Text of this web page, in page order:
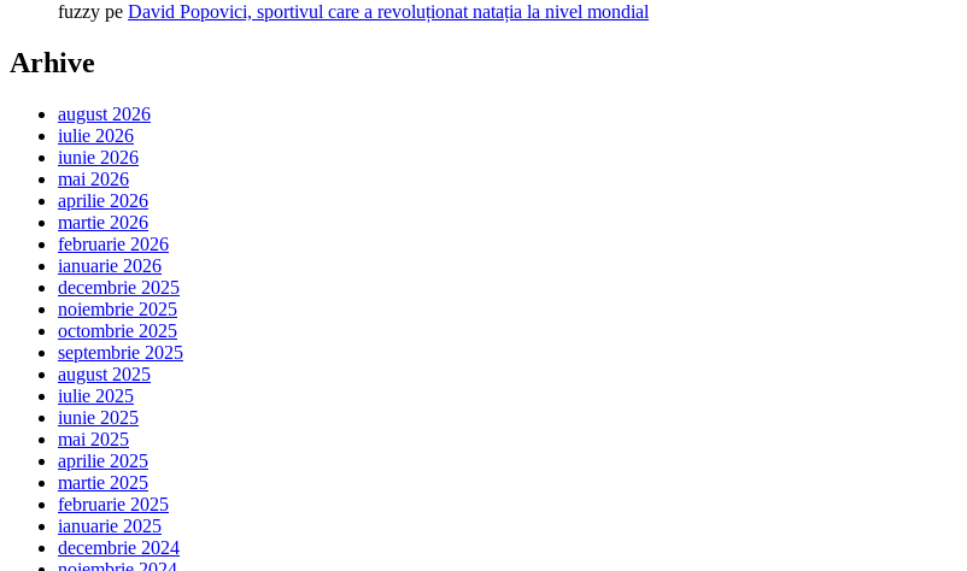
fuzzy pe David Popovici, sportivul care a revoluționat natația la nivel mondial
Arhive
august 2026
iulie 2026
iunie 2026
mai 2026
aprilie 2026
martie 2026
februarie 2026
ianuarie 2026
decembrie 2025
noiembrie 2025
octombrie 2025
septembrie 2025
august 2025
iulie 2025
iunie 2025
mai 2025
aprilie 2025
martie 2025
februarie 2025
ianuarie 2025
decembrie 2024